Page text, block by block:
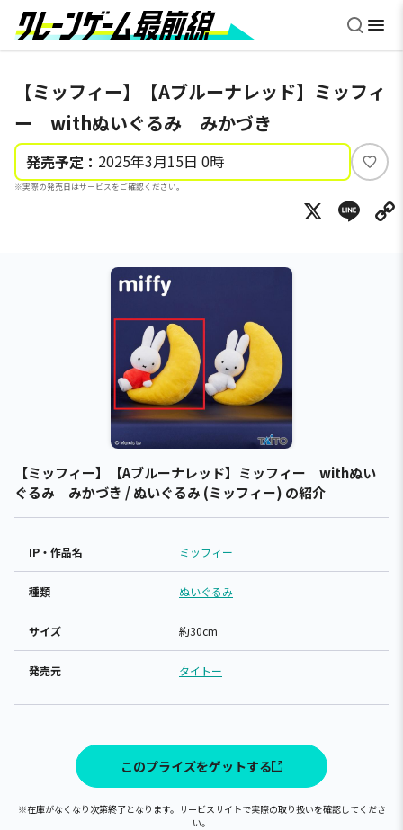
【ミッフィー】【Aブルーナレッド】ミッフィ
ー withぬいぐるみ みかづき
発売予定： 2025年3月15日 0時
※実際の発売日はサービスをご確認ください。
い
ね
X
【ミッフィー】【Aブルーナレッド】ミッフィー withぬい
ぐるみ みかづき / ぬいぐるみ (ミッフィー) の紹介
IP・作品名 ミッフィー
種類 ぬいぐるみ
サイズ 約30cm
発売元 タイトー
このプライズをゲットする
※在庫がなくなり次第終了となります。サービスサイトで実際の取り扱いを確認してくださ
い。